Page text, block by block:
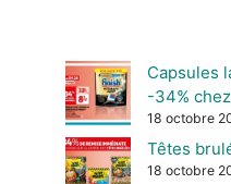
Capsules
-34%
18 octobre
Têtes
18 octobre